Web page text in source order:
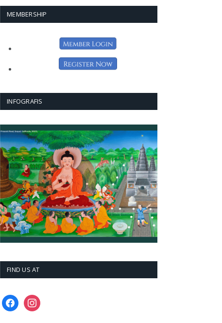
MEMBERSHIP
INFOGRAFIS
FIND US AT
facebookinstagram